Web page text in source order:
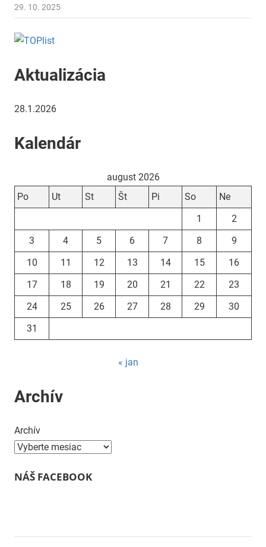
29. 10. 2025
Aktualizácia
28.1.2026
Kalendár
august 2026
Po
Ut St Št Pi So
Ne
1
2
3
4 5 6 7 8
9
10
11 12 13 14 15
16
17
18 19 20 21 22
23
24
25 26 27 28 29
30
31
« jan
Archív
Archív
NÁŠ FACEBOOK